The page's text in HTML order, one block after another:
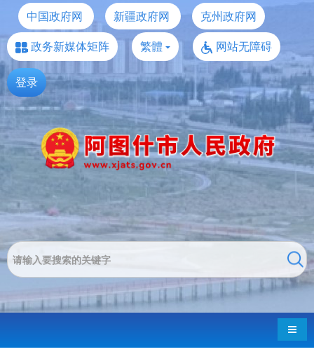
中国政府网 新疆政府网
克州政府网
政务新媒体矩阵
繁體 网站无障碍
登录
导航